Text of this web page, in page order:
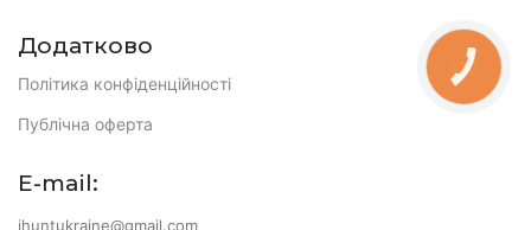
Додатково
Політика конфіденційності
Публічна оферта
E-mail:
ihuntukraine@gmail.com
КНОПКА
ЗВ'ЯЗКУ